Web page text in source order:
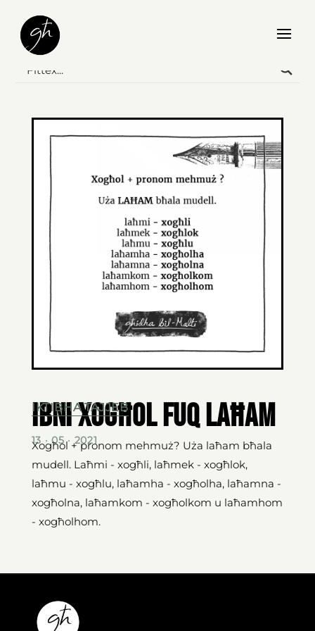
IKTIBHA TAJJEB
Ibni xogħol fuq laħam
13 · 05 · 2021
Xogħol + pronom mehmuż? Uża laħam bħala
mudell. Laħmi - xogħli, laħmek - xogħlok,
laħmu - xogħlu, laħamha - xogħolha, laħamna -
xogħolna, laħamkom - xogħolkom u laħamhom
- xogħolhom.